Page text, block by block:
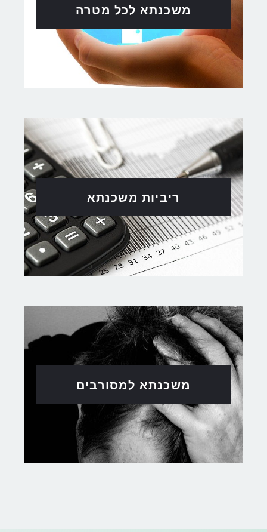
משכנתא לכל מטרה
ריביות משכנתא
משכנתא למסורבים